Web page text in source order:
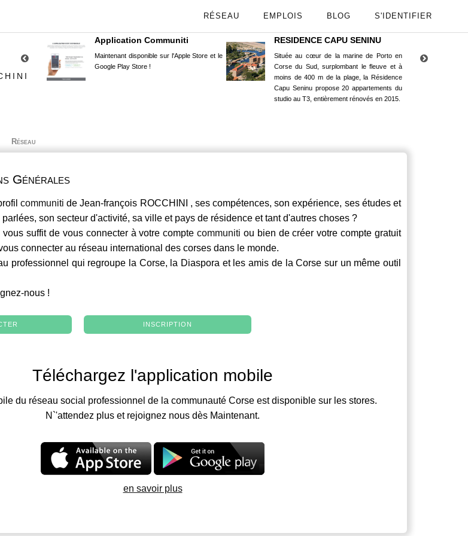
RÉSEAU EMPLOIS BLOG S'IDENTIFIER
Application Communiti
Maintenant disponible sur l'Apple Store et le
Google Play Store !
RESIDENCE CAPU SENINU
Située au cœur de la marine de Porto en
Corse du Sud, surplombant le fleuve et à
moins de 400 m de la plage, la Résidence
Capu Seninu propose 20 appartements du
studio au T3, entièrement rénovés en 2015.
Réseau
Générales
communiti de Jean-françois ROCCHINI , ses compétences, son expérience, ses études et
son secteur d'activité, sa ville et pays de résidence et tant d'autres choses ?
suffit de vous connecter à votre comptecommuniti ou bien de créer votre compte gratuit
connecter au réseau international des corses dans le monde.
professionnel qui regroupe la Corse, la Diaspora et les amis de la Corse sur un même outil
nous !
INSCRIPTION
Téléchargez l'application mobile
du réseau social professionnel de la communauté Corse est disponible sur les stores.
N`'attendez plus et rejoignez nous dès Maintenant.
en savoir plus